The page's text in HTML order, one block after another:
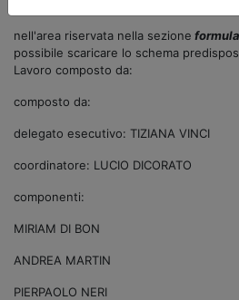
nell'area riservata nella sezione
possibile scaricare lo schema
Lavoro composto da:
composto da:
delegato esecutivo: TIZIANA VINCI
coordinatore: LUCIO DICORATO
componenti:
MIRIAM DI BON
ANDREA MARTIN
PIERPAOLO NERI